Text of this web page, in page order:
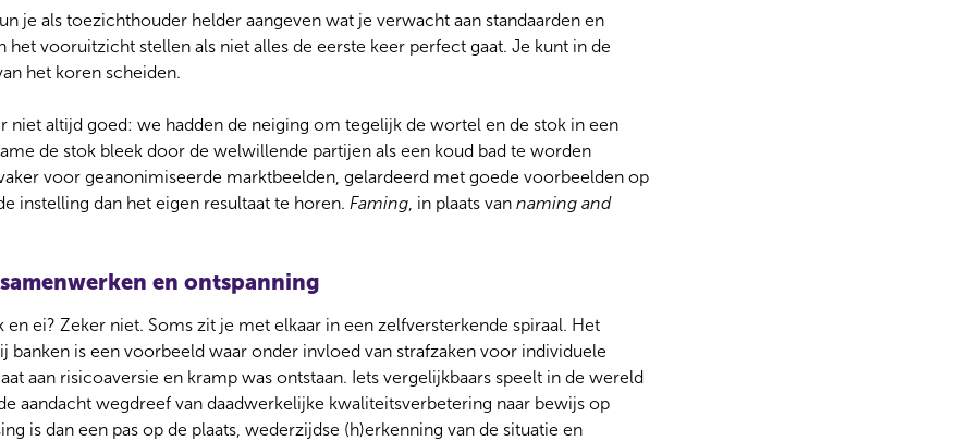
je als toezichthouder helder aangeven wat je verwacht aan standaarden en
vooruitzicht stellen als niet alles de eerste keer perfect gaat. Je kunt in de
het koren scheiden.
niet altijd goed: we hadden de neiging om tegelijk de wortel en de stok in een
de stok bleek door de welwillende partijen als een koud bad te worden
voor geanonimiseerde marktbeelden, gelardeerd met goede voorbeelden op
instelling dan het eigen resultaat te horen. Faming, in plaats van naming and
en ontspanning
en ei? Zeker niet. Soms zit je met elkaar in een zelfversterkende spiraal. Het
banken is een voorbeeld waar onder invloed van strafzaken voor individuele
aan risicoaversie en kramp was ontstaan. Iets vergelijkbaars speelt in de wereld
aandacht wegdreef van daadwerkelijke kwaliteitsverbetering naar bewijs op
is dan een pas op de plaats, wederzijdse (h)erkenning van de situatie en